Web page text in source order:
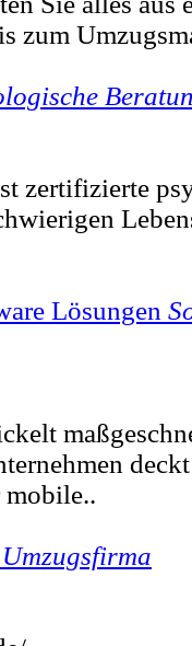
zum
zertifizierte
Lösungen
mobile..
Umzugsfirma